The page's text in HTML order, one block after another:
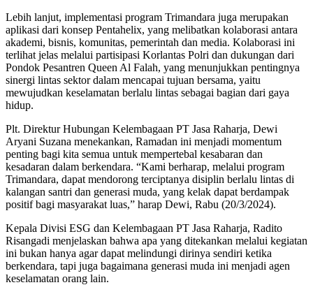
Lebih lanjut, implementasi program Trimandara juga merupakan
aplikasi dari konsep Pentahelix, yang melibatkan kolaborasi antara
akademi, bisnis, komunitas, pemerintah dan media. Kolaborasi ini
terlihat jelas melalui partisipasi Korlantas Polri dan dukungan dari
Pondok Pesantren Queen Al Falah, yang menunjukkan pentingnya
sinergi lintas sektor dalam mencapai tujuan bersama, yaitu
mewujudkan keselamatan berlalu lintas sebagai bagian dari gaya
hidup.
Plt. Direktur Hubungan Kelembagaan PT Jasa Raharja, Dewi
Aryani Suzana menekankan, Ramadan ini menjadi momentum
penting bagi kita semua untuk mempertebal kesabaran dan
kesadaran dalam berkendara. “Kami berharap, melalui program
Trimandara, dapat mendorong terciptanya disiplin berlalu lintas di
kalangan santri dan generasi muda, yang kelak dapat berdampak
positif bagi masyarakat luas,” harap Dewi, Rabu (20/3/2024).
Kepala Divisi ESG dan Kelembagaan PT Jasa Raharja, Radito
Risangadi menjelaskan bahwa apa yang ditekankan melalui kegiatan
ini bukan hanya agar dapat melindungi dirinya sendiri ketika
berkendara, tapi juga bagaimana generasi muda ini menjadi agen
keselamatan orang lain.